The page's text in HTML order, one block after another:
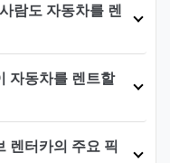
람도 자동차를 렌
자동차를 렌트할
렌터카의 주요 픽